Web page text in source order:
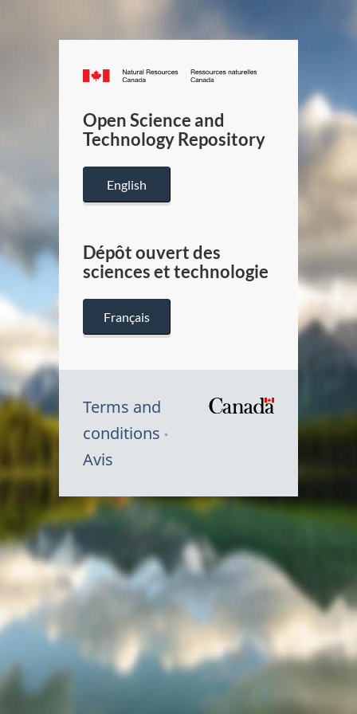
Canada.ca
/
Canada
Open Science and
Technology Repository
English
Dépôt ouvert des
sciences et technologie
Français
Terms and
conditions
Avis
Symbole
du